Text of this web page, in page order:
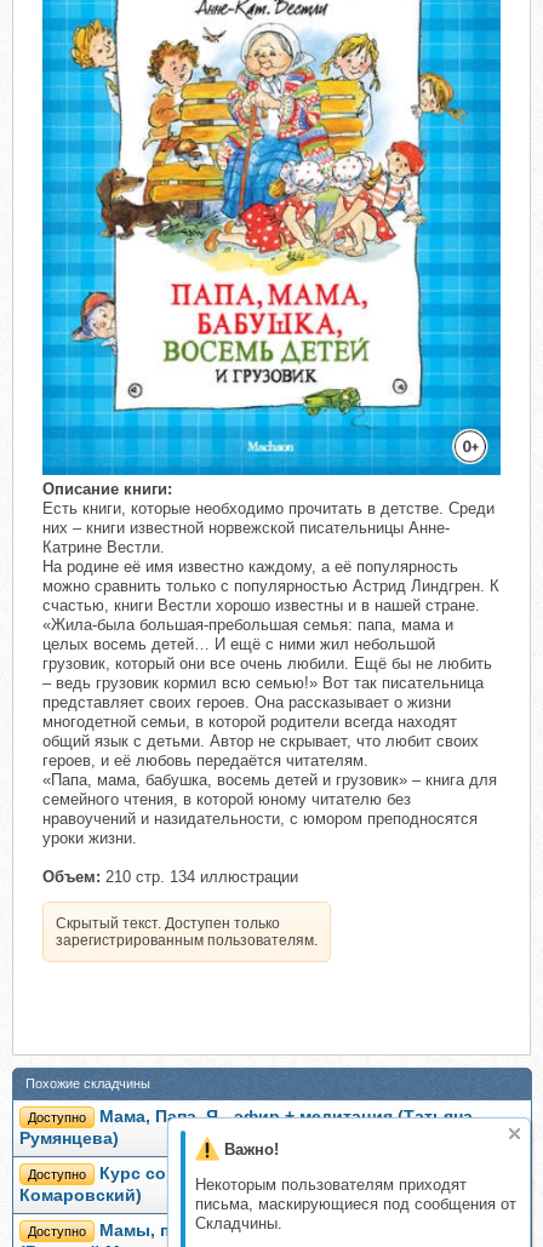
Важно!
Некоторым пользователям приходят
письма, маскирующиеся под сообщения от
Складчины.
Описание книги:
Есть книги, которые необходимо прочитать в детстве. Среди
них – книги известной норвежской писательницы Анне-
Катрине Вестли.
На родине её имя известно каждому, а её популярность
можно сравнить только с популярностью Астрид Линдгрен. К
счастью, книги Вестли хорошо известны и в нашей стране.
«Жила-была большая-пребольшая семья: папа, мама и
целых восемь детей… И ещё с ними жил небольшой
грузовик, который они все очень любили. Ещё бы не любить
– ведь грузовик кормил всю семью!» Вот так писательница
представляет своих героев. Она рассказывает о жизни
многодетной семьи, в которой родители всегда находят
общий язык с детьми. Автор не скрывает, что любит своих
героев, и её любовь передаётся читателям.
«Папа, мама, бабушка, восемь детей и грузовик» – книга для
семейного чтения, в которой юному читателю без
нравоучений и назидательности, с юмором преподносятся
уроки жизни.
Объем: 210 стр. 134 иллюстрации
Скрытый текст. Доступен только
зарегистрированным пользователям.
Похожие складчины
Доступно
Мама, Папа, Я - эфир + медитация (Татьяна
Румянцева)
Доступно
Курс современной бабушки (Евгений
Комаровский)
Доступно
Мамы, папы и детёныши. Животные России